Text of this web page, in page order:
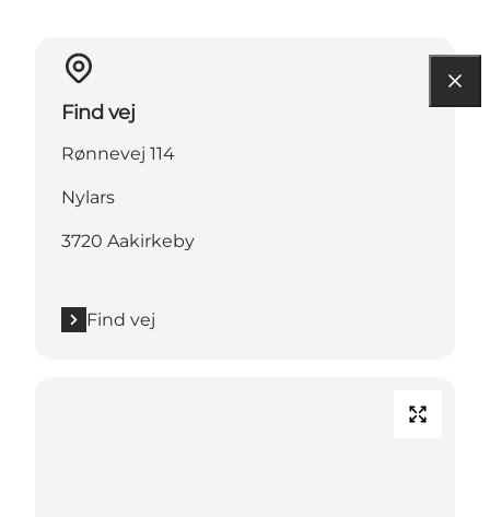
Find vej
Rønnevej 114
Nylars
3720 Aakirkeby
Find vej